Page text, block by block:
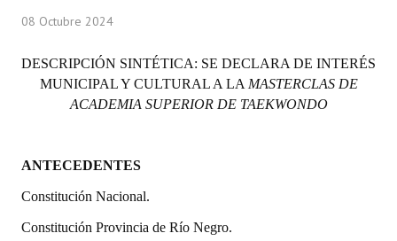
Concejales Mandato Cumplido
Programas
LEGISLACIÓN
08 Octubre 2024
DESCRIPCIÓN SINTÉTICA: SE DECLARA DE INTERÉS
MUNICIPAL Y CULTURAL A LA MASTERCLAS DE
ACADEMIA SUPERIOR DE TAEKWONDO
ANTECEDENTES
Constitución Nacional.
Constitución Provincia de Río Negro.